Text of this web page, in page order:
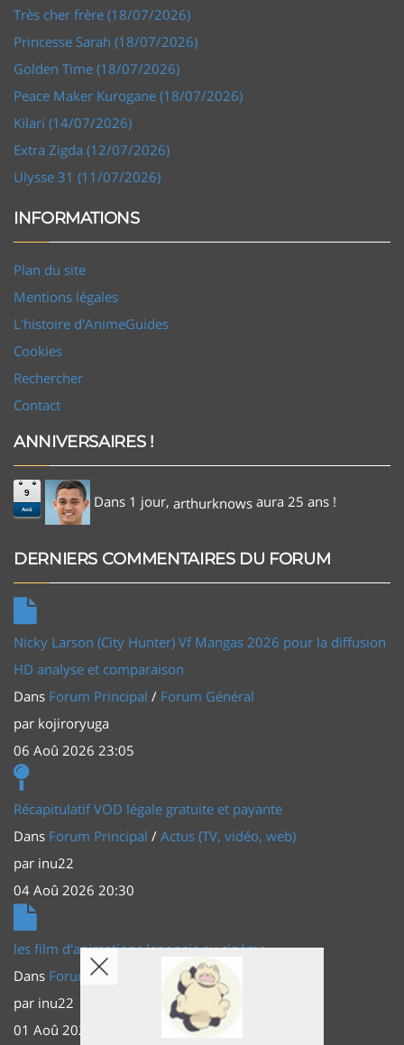
Très cher frère (18/07/2026)
Princesse Sarah (18/07/2026)
Golden Time (18/07/2026)
Peace Maker Kurogane (18/07/2026)
Kilari (14/07/2026)
Extra Zigda (12/07/2026)
Ulysse 31 (11/07/2026)
INFORMATIONS
Plan du site
Mentions légales
L'histoire d'AnimeGuides
Cookies
Rechercher
Contact
ANNIVERSAIRES !
9
Aoû Dans 1 jour, arthurknows aura 25 ans !
DERNIERS COMMENTAIRES DU FORUM
Nicky Larson (City Hunter) Vf Mangas 2026 pour la diffusion
HD analyse et comparaison
Dans Forum Principal / Forum Général
par kojiroryuga
06 Aoû 2026 23:05
Récapitulatif VOD légale gratuite et payante
Dans Forum Principal / Actus (TV, vidéo, web)
par inu22
04 Aoû 2026 20:30
les film d'animations Japonais au cinéma
Dans Forum Principal
Actus (TV, vidéo, web)
par inu22
01 Aoû 2026 20:56